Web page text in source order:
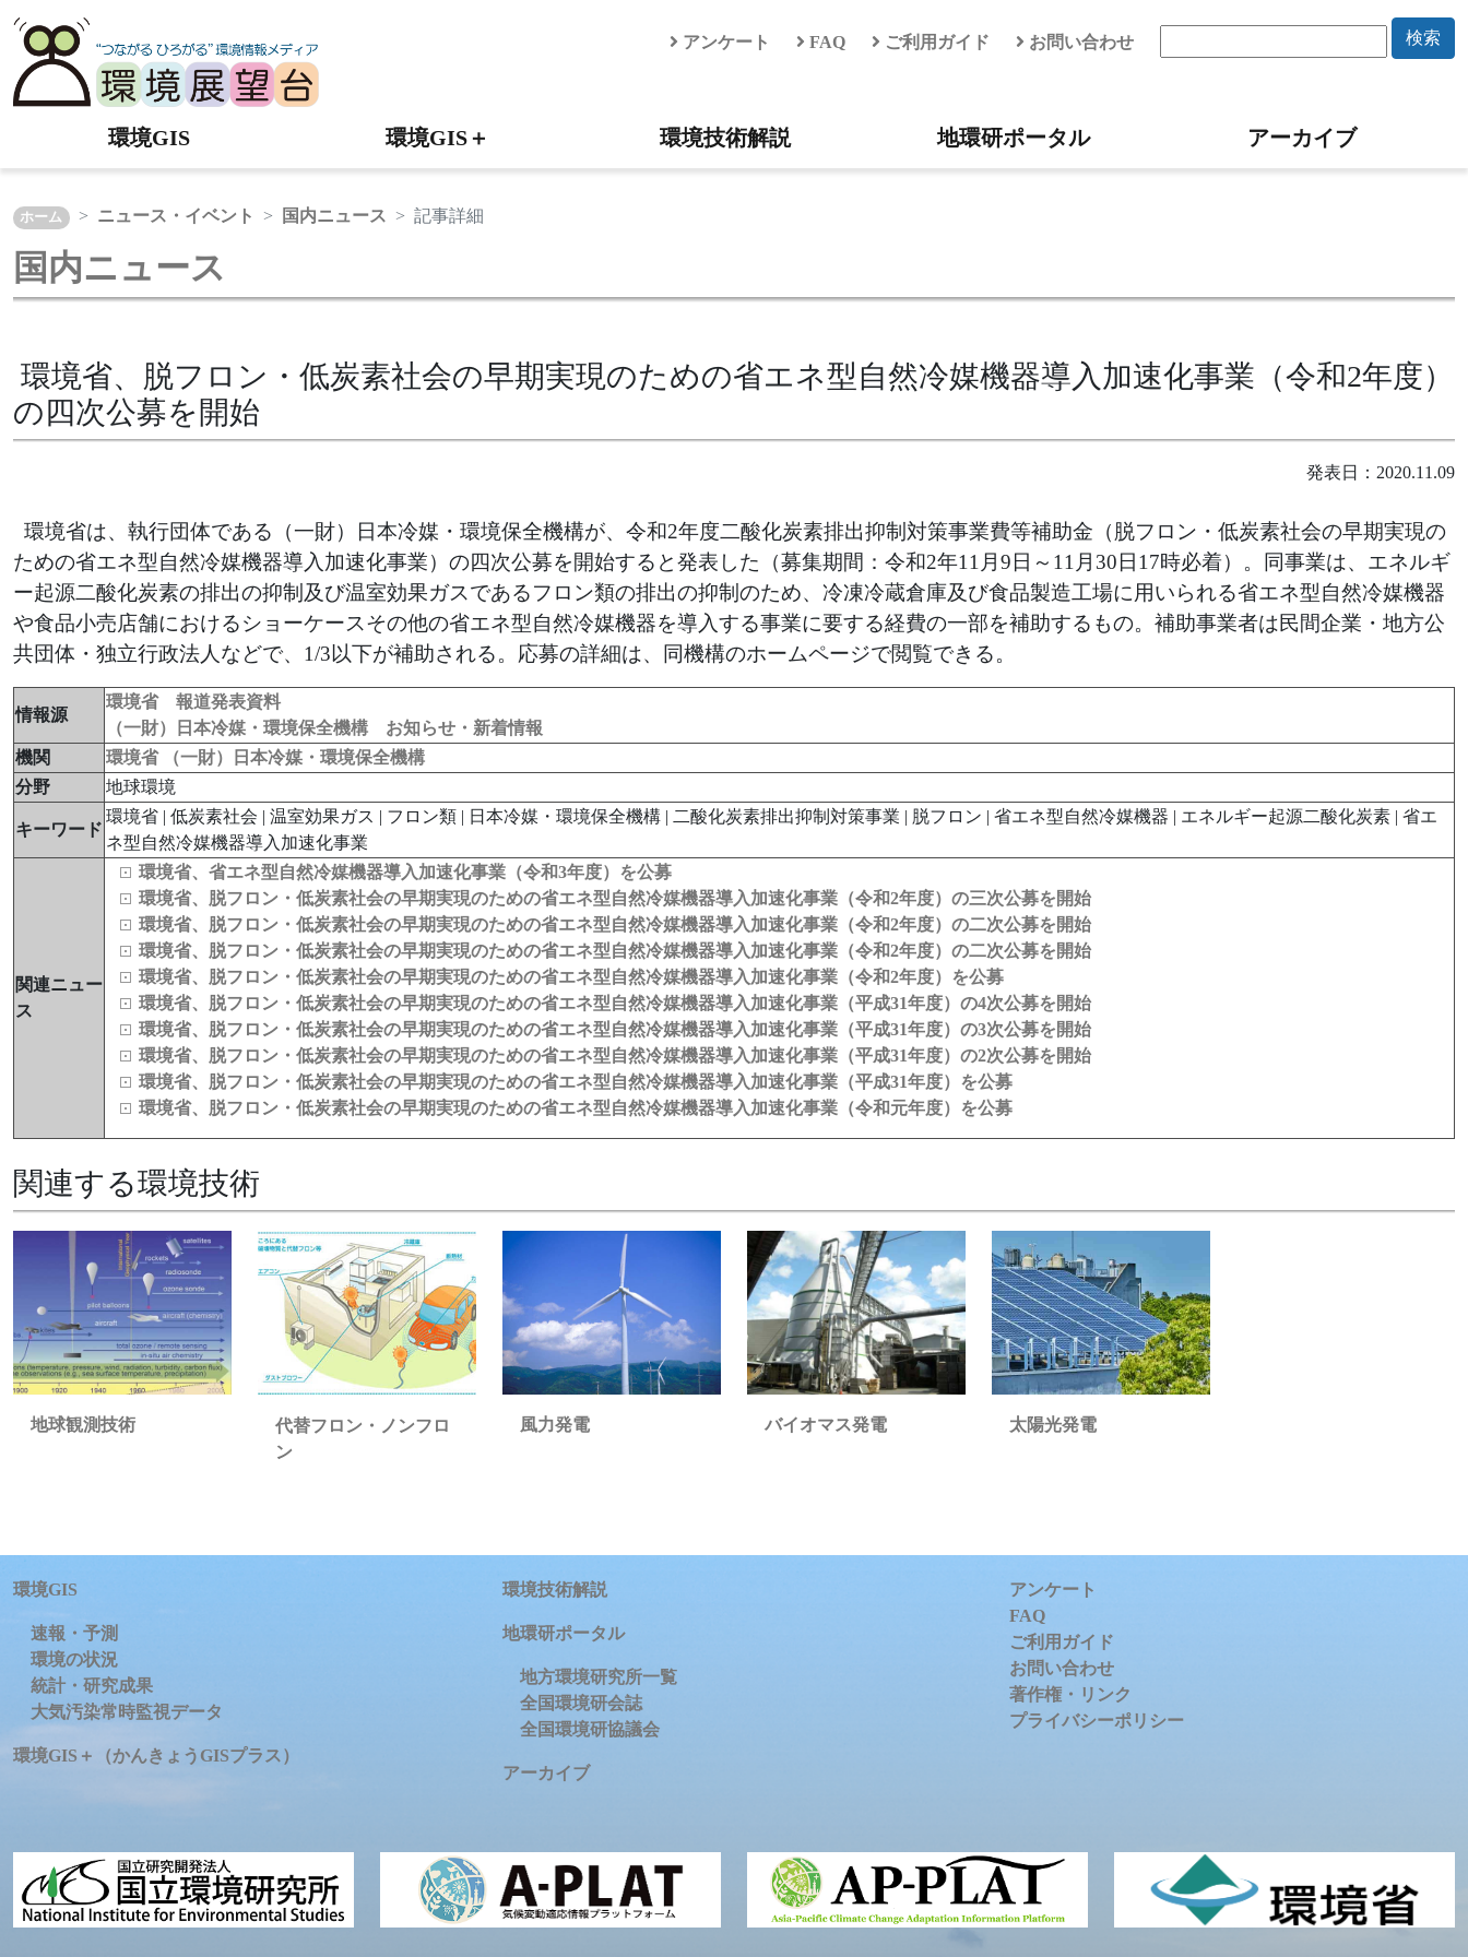
アンケート FAQ ご利用ガイド お問い合わせ 検索
環境GIS 環境GIS＋ 環境技術解説 地環研ポータル アーカイブ
ホーム ニュース・イベント 国内ニュース 記事詳細
国内ニュース
環境省、脱フロン・低炭素社会の早期実現のための省エネ型自然冷媒機器導入加速化事業（令和2年度）
の四次公募を開始
発表日：2020.11.09
環境省は、執行団体である（一財）日本冷媒・環境保全機構が、令和2年度二酸化炭素排出抑制対策事業費等補助金（脱フロン・低炭素社会の早期実現の
ための省エネ型自然冷媒機器導入加速化事業）の四次公募を開始すると発表した（募集期間：令和2年11月9日～11月30日17時必着）。同事業は、エネルギ
ー起源二酸化炭素の排出の抑制及び温室効果ガスであるフロン類の排出の抑制のため、冷凍冷蔵倉庫及び食品製造工場に用いられる省エネ型自然冷媒機器
や食品小売店舗におけるショーケースその他の省エネ型自然冷媒機器を導入する事業に要する経費の一部を補助するもの。補助事業者は民間企業・地方公
共団体・独立行政法人などで、1/3以下が補助される。応募の詳細は、同機構のホームページで閲覧できる。
情報源
環境省 報道発表資料
（一財）日本冷媒・環境保全機構 お知らせ・新着情報
機関
環境省
（一財）日本冷媒・環境保全機構
分野
地球環境
キーワード
環境省 | 低炭素社会 | 温室効果ガス | フロン類 | 日本冷媒・環境保全機構 | 二酸化炭素排出抑制対策事業 | 脱フロン | 省エネ型自然冷媒機器 | エネルギー起源二酸化炭素 | 省エ
ネ型自然冷媒機器導入加速化事業
関連ニュー
ス
環境省、省エネ型自然冷媒機器導入加速化事業（令和3年度）を公募
環境省、脱フロン・低炭素社会の早期実現のための省エネ型自然冷媒機器導入加速化事業（令和2年度）の三次公募を開始
環境省、脱フロン・低炭素社会の早期実現のための省エネ型自然冷媒機器導入加速化事業（令和2年度）の二次公募を開始
環境省、脱フロン・低炭素社会の早期実現のための省エネ型自然冷媒機器導入加速化事業（令和2年度）の二次公募を開始
環境省、脱フロン・低炭素社会の早期実現のための省エネ型自然冷媒機器導入加速化事業（令和2年度）を公募
環境省、脱フロン・低炭素社会の早期実現のための省エネ型自然冷媒機器導入加速化事業（平成31年度）の4次公募を開始
環境省、脱フロン・低炭素社会の早期実現のための省エネ型自然冷媒機器導入加速化事業（平成31年度）の3次公募を開始
環境省、脱フロン・低炭素社会の早期実現のための省エネ型自然冷媒機器導入加速化事業（平成31年度）の2次公募を開始
環境省、脱フロン・低炭素社会の早期実現のための省エネ型自然冷媒機器導入加速化事業（平成31年度）を公募
環境省、脱フロン・低炭素社会の早期実現のための省エネ型自然冷媒機器導入加速化事業（令和元年度）を公募
関連する環境技術
地球観測技術
代替フロン・ノンフロ
ン
風力発電 バイオマス発電 太陽光発電
環境GIS
速報・予測
環境の状況
統計・研究成果
大気汚染常時監視データ
環境GIS＋（かんきょうGISプラス）
環境技術解説
地環研ポータル
地方環境研究所一覧
全国環境研会誌
全国環境研協議会
アーカイブ
アンケート
FAQ
ご利用ガイド
お問い合わせ
著作権・リンク
プライバシーポリシー